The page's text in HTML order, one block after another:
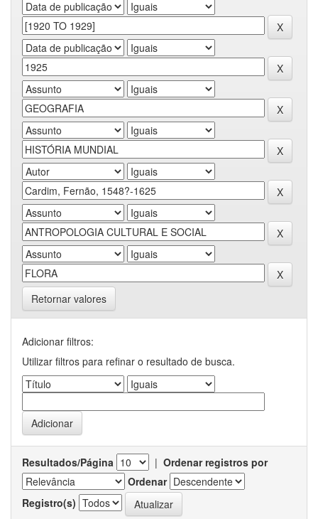
Retornar valores
Adicionar filtros:
Utilizar filtros para refinar o resultado de busca.
Resultados/Página | Ordenar registros por
Ordenar
Registro(s)